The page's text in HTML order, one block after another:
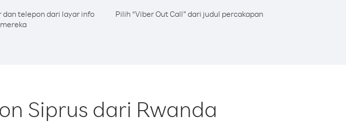
dan telepon dari layar info
mereka
Pilih “Viber Out Call” dari judul percakapan
Siprus dari Rwanda